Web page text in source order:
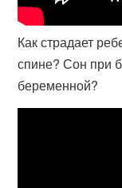
Как страдает
спине? Сон при
беременной?